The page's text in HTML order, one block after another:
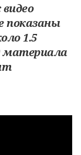
показаны
1.5
материала